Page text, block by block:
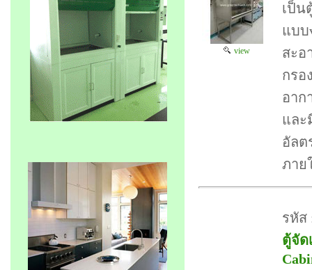
view
เป็น
แบบ
สะอ
กรอ
อาก
และ
อัลต
ภาย
รหัส
ตู้จัด